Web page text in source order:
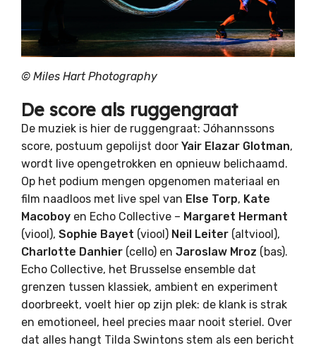
© Miles Hart Photography
De score als ruggengraat
De muziek is hier de ruggengraat: Jóhannssons
score, postuum gepolijst door Yair Elazar Glotman,
wordt live opengetrokken en opnieuw belichaamd.
Op het podium mengen opgenomen materiaal en
film naadloos met live spel van Else Torp, Kate
Macoboy en Echo Collective – Margaret Hermant
(viool), Sophie Bayet (viool) Neil Leiter (altviool),
Charlotte Danhier (cello) en Jaroslaw Mroz (bas).
Echo Collective, het Brusselse ensemble dat
grenzen tussen klassiek, ambient en experiment
doorbreekt, voelt hier op zijn plek: de klank is strak
en emotioneel, heel precies maar nooit steriel. Over
dat alles hangt Tilda Swintons stem als een bericht